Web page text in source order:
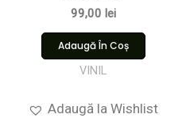
99,00 lei
Adaugă În Coș
VINIL
Adaugă la Wishlist